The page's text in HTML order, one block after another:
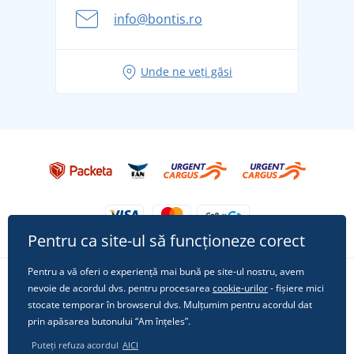
Aventura de vară începe cu bagajul - pregătiți-vă
pentru vacanță fără griji
Tricoul preferat City în rol principal: ținute pentru
info@bontis.ro
Unde ne veți găsi
Urmărește-ne pe rețelele sociale
Pentru ca site-ul să funcționeze corect
Pentru a vă oferi o experiență mai bună pe site-ul nostru, avem
nevoie de acordul dvs. pentru procesarea cookie-urilor- fișiere mici
stocate temporar în browserul dvs. Mulțumim pentru acordul dat
prin apăsarea butonului “Am înțeles”.
Puteți refuza acordul AICI